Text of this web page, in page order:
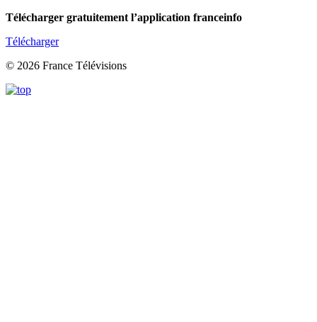
Télécharger gratuitement l’application franceinfo
Télécharger
© 2026 France Télévisions